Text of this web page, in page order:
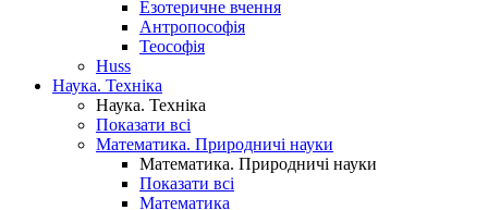
Езотеричне вчення
Антропософія
Теософія
Huss
Наука. Техніка
Наука. Техніка
Показати всі
Математика. Природничі науки
Математика. Природничі науки
Показати всі
Математика